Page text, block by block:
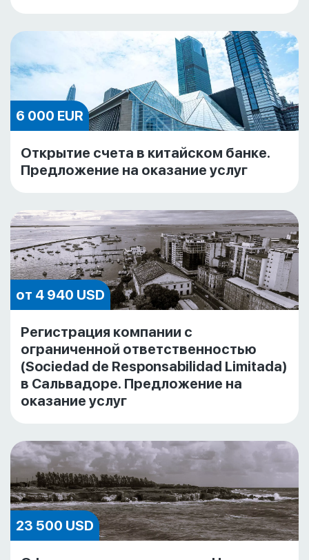
6 000 EUR
Открытие счета в китайском банке.
Предложение на оказание услуг
от 4 940 USD
Регистрация компании с
ограниченной ответственностью
(Sociedad de Responsabilidad Limitada)
в Сальвадоре. Предложение на
оказание услуг
23 500 USD